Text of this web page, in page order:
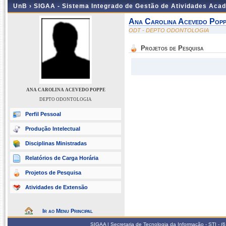
UnB › SIGAA - Sistema Integrado de Gestão de Atividades
ANA CAROLINA ACEVEDO POPPE
DEPTO ODONTOLOGIA
Perfil Pessoal
Produção Intelectual
Disciplinas Ministradas
Relatórios de Carga Horária
Projetos de Pesquisa
Atividades de Extensão
Ir ao Menu Principal
Ana Carolina Acevedo
ODT - DEPTO ODONTOLOGIA
Projetos de Pesquisa
SIGAA | Secretaria de Tecnologia da Informação - STI -